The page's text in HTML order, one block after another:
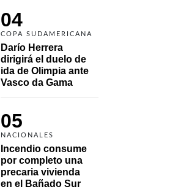
04
COPA SUDAMERICANA
Darío Herrera
dirigirá el duelo de
ida de Olimpia ante
Vasco da Gama
05
NACIONALES
Incendio consume
por completo una
precaria vivienda
en el Bañado Sur